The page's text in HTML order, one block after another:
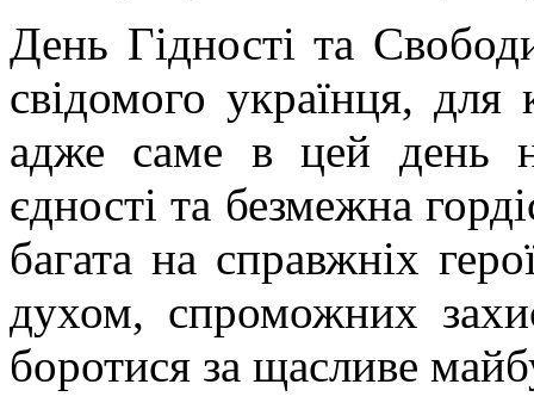
День Гідності та
свідомого українця, для
адже саме в цей день
єдності та безмежна
багата на справжніх
духом, спроможних
боротися за щасливе